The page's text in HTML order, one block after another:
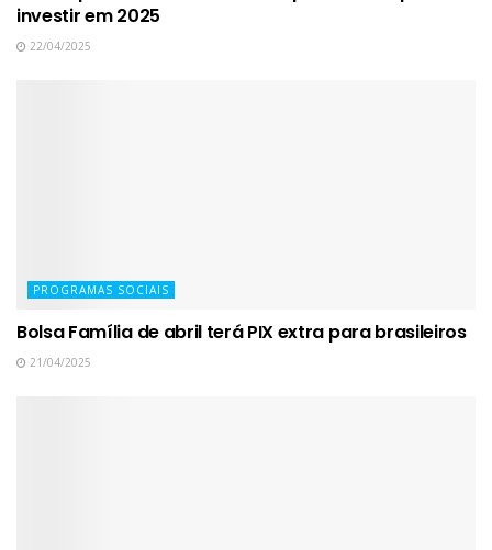
investir em 2025
22/04/2025
PROGRAMAS SOCIAIS
Bolsa Família de abril terá PIX extra para brasileiros
21/04/2025